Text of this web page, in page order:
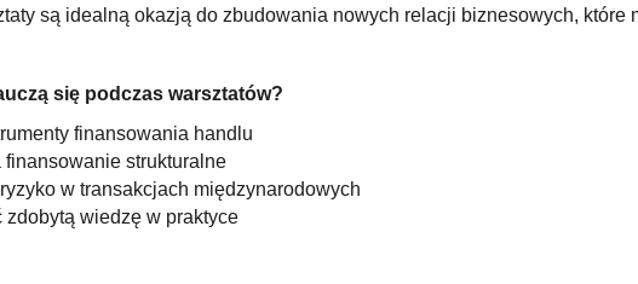
są idealną okazją do zbudowania nowych relacji biznesowych, które
się podczas warsztatów?
finansowania handlu
finansowanie strukturalne
w transakcjach międzynarodowych
zdobytą wiedzę w praktyce